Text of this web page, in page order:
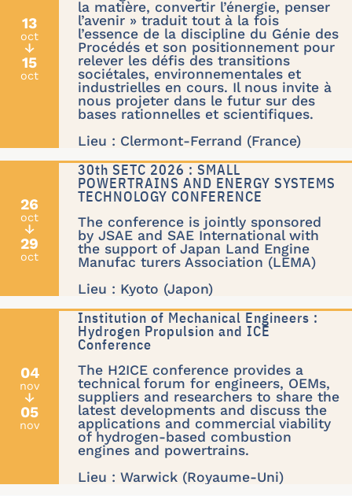
13
oct
↓
15
oct
la matière, convertir l’énergie, penser
l’avenir » traduit tout à la fois
l’essence de la discipline du Génie des
Procédés et son positionnement pour
relever les défis des transitions
sociétales, environnementales et
industrielles en cours. Il nous invite à
nous projeter dans le futur sur des
bases rationnelles et scientifiques.
Lieu : Clermont-Ferrand (France)
26
oct
↓
29
oct
30th SETC 2026 : SMALL
POWERTRAINS AND ENERGY SYSTEMS
TECHNOLOGY CONFERENCE
The conference is jointly sponsored
by JSAE and SAE International with
the support of Japan Land Engine
Manufac turers Association (LEMA)
Lieu : Kyoto (Japon)
04
nov
↓
05
nov
Institution of Mechanical Engineers :
Hydrogen Propulsion and ICE
Conference
The H2ICE conference provides a
technical forum for engineers, OEMs,
suppliers and researchers to share the
latest developments and discuss the
applications and commercial viability
of hydrogen-based combustion
engines and powertrains.
Lieu : Warwick (Royaume-Uni)